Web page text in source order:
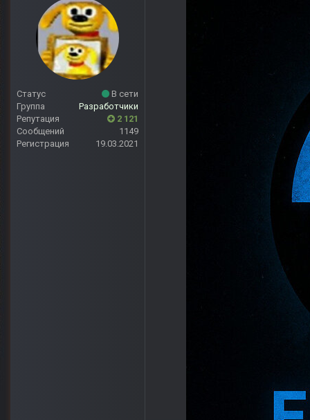
Статус
В сети
Группа
Разработчики
Репутация
2 121
Сообщений
1149
Регистрация
19.03.2021